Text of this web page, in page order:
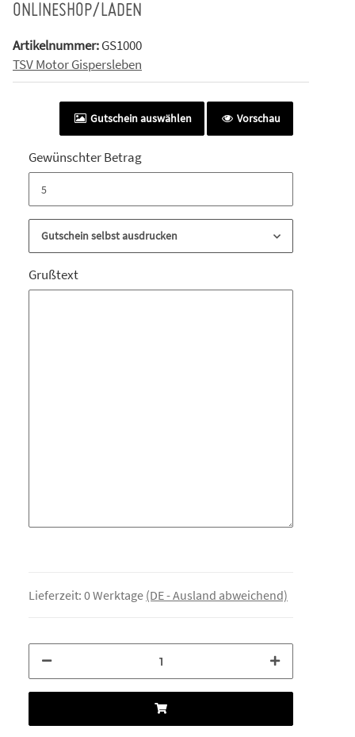
ONLINESHOP/LADEN
Artikelnummer:GS1000
TSV Motor Gispersleben
Gutschein auswählen Vorschau
Gewünschter Betrag
Gutschein selbst ausdrucken
Grußtext
Lieferzeit: 0 Werktage (DE - Ausland abweichend)